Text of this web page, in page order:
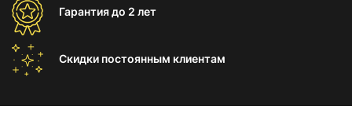
Гарантиядо 2 лет
Скидки постоянным клиентам